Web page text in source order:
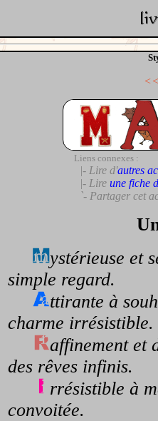
Liens connexes :
|- Lire d'autres
|- Lire une fiche
`- Partager cet
ystérieuse et
simple regard.
ttirante à
charme irrésistible.
affinement et
des rêves infinis.
rrésistible à
convoitée.